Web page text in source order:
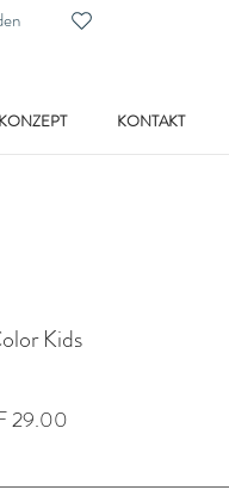
KONTAKT
Kids
29.00